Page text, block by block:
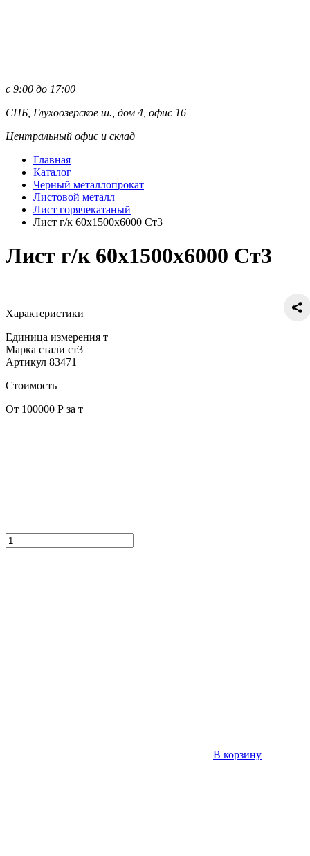
с 9:00 до 17:00
СПБ, Глухоозерское ш., дом 4, офис 16
Центральный офис и склад
Главная
Каталог
Черный металлопрокат
Листовой металл
Лист горячекатаный
Лист г/к 60х1500х6000 Ст3
Лист г/к 60х1500х6000 Ст3
Характеристики
Единица измерения т
Марка стали ст3
Артикул 83471
Стоимость
От 100000 Р за т
В корзину